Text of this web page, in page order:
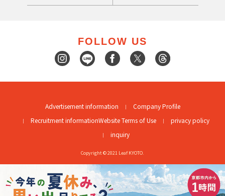
FOLLOW US
Advertisement information
Company Profile
Recruitment informationWebsite Terms of Use
privacy policy
inquiry
Copyright © 2021 Leaf KYOTO.